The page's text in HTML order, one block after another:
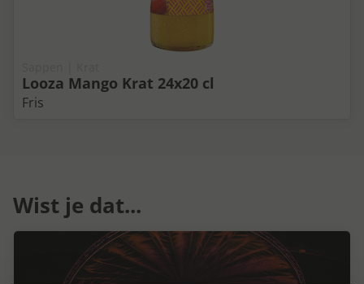
Looza Mango Krat 24x20 cl
Fris
Wist je dat...